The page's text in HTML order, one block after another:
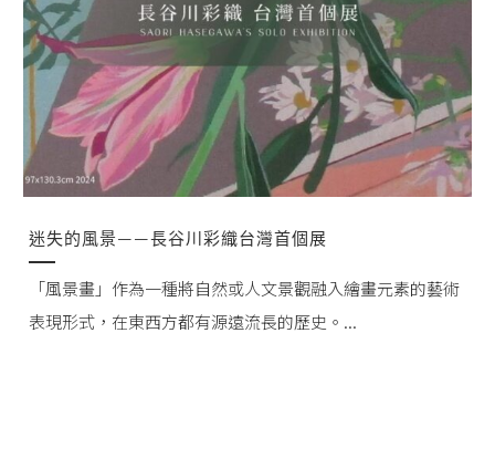
迷失的風景——長谷川彩織台灣首個展
「風景畫」作為一種將自然或人文景觀融入繪畫元素的藝術
表現形式，在東西方都有源遠流長的歷史。...